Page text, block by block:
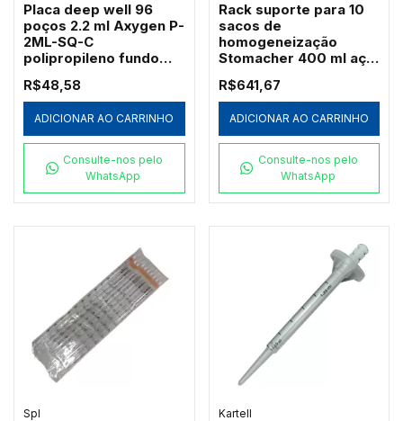
Placa deep well 96
poços 2.2 ml Axygen P-
2ML-SQ-C
polipropileno fundo
dnase/rnase pacote c/
5
R$48,58
ADICIONAR AO CARRINHO
Consulte-nos pelo
WhatsApp
Rack suporte para 10
sacos de
homogeneização
Stomacher 400 ml aço
R$641,67
ADICIONAR AO CARRINHO
Consulte-nos pelo
WhatsApp
Spl Kartell